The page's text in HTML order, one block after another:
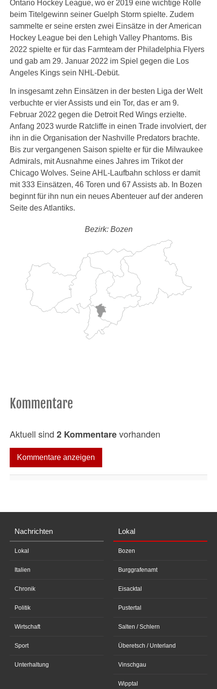
Ontario Hockey League, wo er 2019 eine wichtige Rolle
beim Titelgewinn seiner Guelph Storm spielte. Zudem
sammelte er seine ersten zwei Einsätze in der American
Hockey League bei den Lehigh Valley Phantoms. Bis
2022 spielte er für das Farmteam der Philadelphia Flyers
und gab am 29. Januar 2022 im Spiel gegen die Los
Angeles Kings sein NHL-Debüt.
In insgesamt zehn Einsätzen in der besten Liga der Welt
verbuchte er vier Assists und ein Tor, das er am 9.
Februar 2022 gegen die Detroit Red Wings erzielte.
Anfang 2023 wurde Ratcliffe in einen Trade involviert, der
ihn in die Organisation der Nashville Predators brachte.
Bis zur vergangenen Saison spielte er für die Milwaukee
Admirals, mit Ausnahme eines Jahres im Trikot der
Chicago Wolves. Seine AHL-Laufbahn schloss er damit
mit 333 Einsätzen, 46 Toren und 67 Assists ab. In Bozen
beginnt für ihn nun ein neues Abenteuer auf der anderen
Seite des Atlantiks.
Bezirk: Bozen
Kommentare
Aktuell sind 2 Kommentarevorhanden
Kommentare anzeigen
Nachrichten
Lokal
Italien
Chronik
Politik
Wirtschaft
Sport
Unterhaltung
Lokal
Bozen
Burggrafenamt
Eisacktal
Pustertal
Salten / Schlern
Überetsch / Unterland
Vinschgau
Wipptal